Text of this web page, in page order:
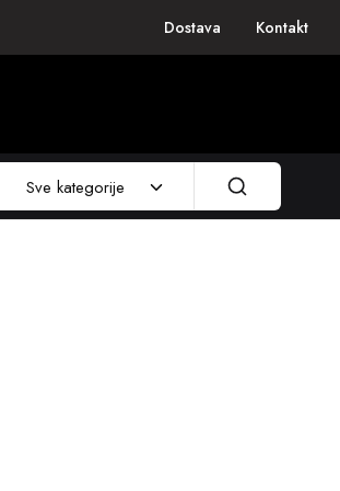
Dostava Kontakt
Sve kategorije